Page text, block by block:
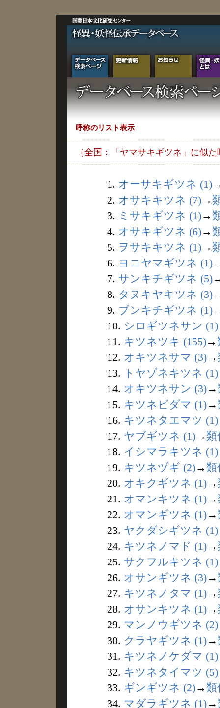
呼称のリスト表示
（全国：「ヤマサキギツネ」に似た
1. オーサキギツネ (1)
2. オサキキツネ (7)→
3. ミサキギツネ (1)→
4. オサキギツネ (6)→
5. ヲサキキツネ (1)→
6. ヨコヤマギツネ (1)
7. サンキチギツネ (5)
8. タヌキヤキツネ (3)
9. ブンキチギツネ (1)
10. シロギツネサン (1)
11. キツネツキ (155)→
12. オキツネサマ (3)→
13.
トヤゾネキツネ (1)
14. オキツネサン (3)→
15. キツネビダマ (1)→
16. キツネタエマツ (1)
17. ヤブギツネ (1)→ 類
18. イシマラキツネ (1)
19. キツネヅギ (2)→ 類
20. オキクギツネ (1)→
21. オマンキツネ (1)→
22. オマンギツネ (1)→
23. ヤクダシギツネ (1)
24. キツネノマド (1)→
25. サクフルキツネ (1)
26. オサンギツネ (3)→
27. キツネノタマ (1)→
28. オサンキツネ (1)→
29. マンノウギツネ (2)
30. クラヤギツネ (1)→
31. キツネノケダマ (1)
32. キツネタイマツ (5)
33. ギンギツネ (2)→ 類
34. マダラギツネ (1)→